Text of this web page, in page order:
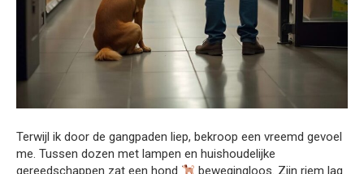
Terwijl ik door de gangpaden liep, bekroop een vreemd gevoel
me. Tussen dozen met lampen en huishoudelijke
gereedschappen zat een hond
bewegingloos. Zijn riem lag